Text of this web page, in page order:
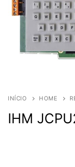
INÍCIO HOME
IHM